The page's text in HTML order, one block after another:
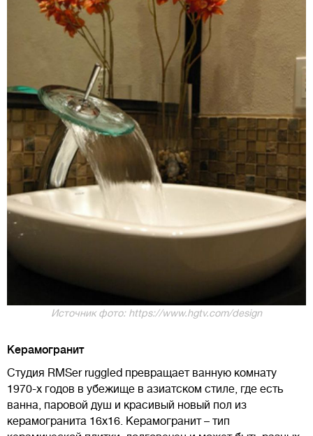
Источник фото: https://www.hgtv.com/design
Керамогранит
Студия RMSer ruggled превращает ванную комнату
1970-х годов в убежище в азиатском стиле, где есть
ванна, паровой душ и красивый новый пол из
керамогранита 16x16. Керамогранит – тип